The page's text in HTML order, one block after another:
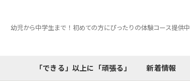
幼児から中学生まで！初めての方にぴったりの体験コース提供中
「できる」以上に「頑張る」 新着情報